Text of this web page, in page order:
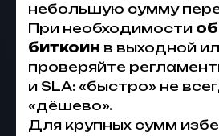
небольшую сумму
При необходимости
биткоин в выходной
проверяйте
и SLA: «быстро» не
«дёшево».
Для крупных сумм